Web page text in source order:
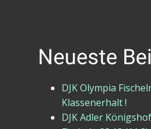
Neueste
DJK Olympia
Klassenerhalt !
DJK Adler